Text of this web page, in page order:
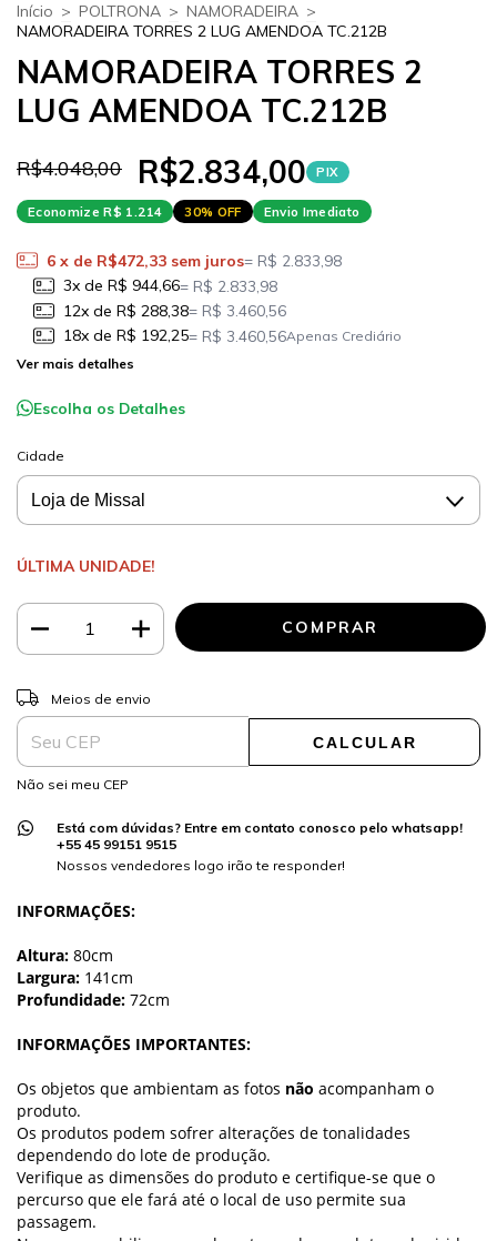
Início > POLTRONA > NAMORADEIRA >
NAMORADEIRA TORRES 2 LUG AMENDOA TC.212B
NAMORADEIRA TORRES 2
LUG AMENDOA TC.212B
R$4.048,00 R$2.834,00 PIX
Economize R$ 1.214 30% OFF Envio Imediato
6 x de R$472,33 sem juros= R$ 2.833,98
3x de R$ 944,66= R$ 2.833,98
12x de R$ 288,38= R$ 3.460,56
18x de R$ 192,25= R$ 3.460,56Apenas Crediário
Ver mais detalhes
Escolha os Detalhes
Cidade
ÚLTIMA UNIDADE!
Entregas para o CEP:
Meios de envio
CALCULAR
Não sei meu CEP
Está com dúvidas? Entre em contato conosco pelo whatsapp!
+55 45 99151 9515
Nossos vendedores logo irão te responder!
INFORMAÇÕES:
Altura: 80cm
Largura: 141cm
Profundidade: 72cm
INFORMAÇÕES IMPORTANTES:
Os objetos que ambientam as fotos não acompanham o
produto.
Os produtos podem sofrer alterações de tonalidades
dependendo do lote de produção.
Verifique as dimensões do produto e certifique-se que o
percurso que ele fará até o local de uso permite sua
passagem.